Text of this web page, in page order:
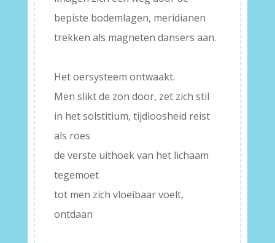
bepiste bodemlagen, meridianen
trekken als magneten dansers aan.
Het oersysteem ontwaakt.
Men slikt de zon door, zet zich stil
in het solstitium, tijdloosheid reist
als roes
de verste uithoek van het lichaam
tegemoet
tot men zich vloeibaar voelt,
ontdaan